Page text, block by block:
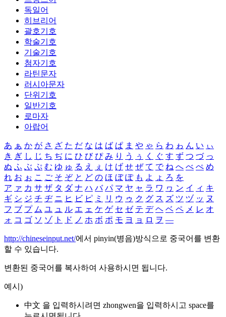
독일어
히브리어
괄호기호
학술기호
기술기호
첨자기호
라틴문자
러시아문자
단위기호
일반기호
로마자
아랍어
あ ぁ か が さ ざ た だ な は ば ぱ ま や ゃ ら わ ゎ ん い ぃ
き ぎ し じ ち ぢ に ひ び ぴ み り う ぅ く ぐ す ず つ づ っ
ぬ ふ ぶ ぷ む ゆ ゅ る え ぇ け げ せ ぜ て で ね へ べ ぺ め
れ お ぉ こ ご そ ぞ と ど の ほ ぼ ぽ も よ ょ ろ を
ア ァ カ サ ザ タ ダ ナ ハ バ パ マ ヤ ャ ラ ワ ヮ ン イ ィ キ
ギ シ ジ チ ヂ ニ ヒ ビ ピ ミ リ ウ ゥ ク グ ス ズ ツ ヅ ッ ヌ
フ ブ プ ム ユ ュ ル エ ェ ケ ゲ セ ゼ テ デ ヘ ベ ペ メ レ オ
ォ コ ゴ ソ ゾ ト ド ノ ホ ボ ポ モ ヨ ョ ロ ヲ ―
http://chineseinput.net/에서 pinyin(병음)방식으로 중국어를 변환
할 수 있습니다.
변환된 중국어를 복사하여 사용하시면 됩니다.
예시)
中文 을 입력하시려면 zhongwen을 입력하시고 space를